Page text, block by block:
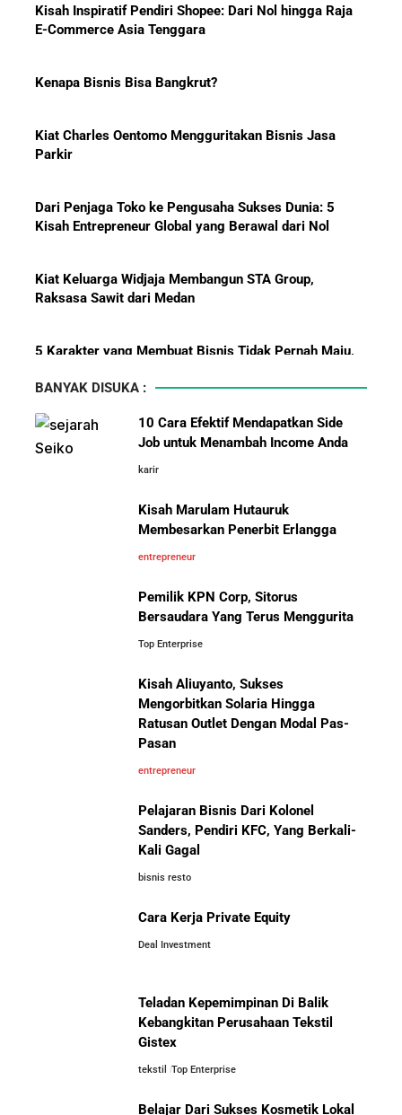
Bonus yang Diterima Para
Menjadi Revolusi Baru Energi
Nasional dan Menekan Impor
Penghalang Menuju Kesuksesan
Bisnis-Bisnis dan Pendapatan
Achraf Hakimi, Bintang Sepak
Bola Asal Maroko yang
Menaklukkan Eropa
Perusahaan Indonesia Skala
Besar
Perbandingan Gaji Tahunan:
E-Commerce Asia Tenggara
Parkir
Kisah Entrepreneur Global yang Berawal dari Nol
Raksasa Sawit dari Medan
Wajib Dihindari Pengusaha
10 Hambatan Utama Pemasaran yang Tidak Bisa
Diselesaikan oleh AI
Mendesain Presentasi Secara Cepat dan Mudah
5 Pelajaran Hidup dari Pendiri Traveloka untuk Anak
Jangan Mau Selamanya Jadi Karyawan! Saatnya
Menjadi Pengusaha dan Mengubah Hidup Anda
Panduan Lengkap Membangun Pasar Ekspor: Cara
UMKM Indonesia Menembus Pasar Global
5 Pengusaha Pribumi Tersukses Dalam Bisnis
Lima Salesman Dunia yang Menjadi Miliarder Sukses
Kisah Sukses Metrodata Electronics: Raja Bisnis TI
Kisah Wardah Group: Dari Usaha Rumahan Jadi
Asal-Usul Kekayaan Erick Thohir dan Boy Thohir
Kisah Sukses Todd Boehly: Cucu Pekerja Pabrik yang
BANYAK DISUKA :
10 Cara Efektif Mendapatkan Side
Job untuk Menambah Income Anda
karir
Kisah Marulam Hutauruk
Membesarkan Penerbit Erlangga
entrepreneur
Pemilik KPN Corp, Sitorus
Bersaudara Yang Terus Menggurita
Top Enterprise
Kisah Aliuyanto, Sukses
Mengorbitkan Solaria Hingga
Ratusan Outlet Dengan Modal Pas-
Pasan
entrepreneur
Pelajaran Bisnis Dari Kolonel
Sanders, Pendiri KFC, Yang Berkali-
Kali Gagal
bisnis resto
Cara Kerja Private Equity
Deal Investment
Teladan Kepemimpinan Di Balik
Kebangkitan Perusahaan Tekstil
Gistex
tekstil Top Enterprise
Belajar Dari Sukses Kosmetik Lokal